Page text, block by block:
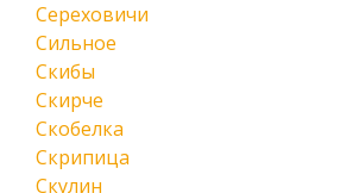
Сереховичи
Сильное
Скибы
Скирче
Скобелка
Скрипица
Скулин